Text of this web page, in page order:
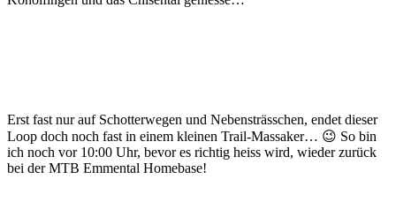
Erst fast nur auf Schotterwegen und Nebensträsschen, endet dieser
Loop doch noch fast in einem kleinen Trail-Massaker… 😉 So bin
ich noch vor 10:00 Uhr, bevor es richtig heiss wird, wieder zurück
bei der MTB Emmental Homebase!